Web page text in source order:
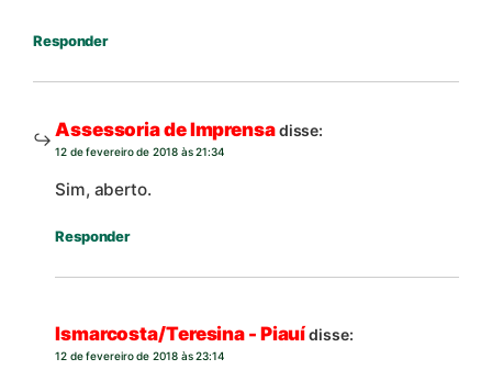
Responder
Assessoria de Imprensadisse:
12 de fevereiro de 2018 às 21:34
Sim, aberto.
Responder
Ismarcosta/Teresina - Piauídisse:
12 de fevereiro de 2018 às 23:14